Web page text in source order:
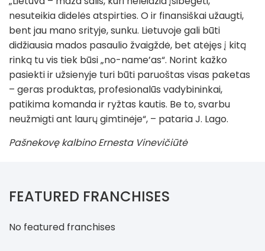
nesuteikia didelės atspirties. O ir finansiškai užaugti,
bent jau mano srityje, sunku. Lietuvoje gali būti
didžiausia mados pasaulio žvaigždė, bet atėjęs į kitą
rinką tu vis tiek būsi „no-name’as“. Norint kažko
pasiekti ir užsienyje turi būti paruoštas visas paketas
– geras produktas, profesionalūs vadybininkai,
patikima komanda ir ryžtas kautis. Be to, svarbu
neužmigti ant laurų gimtinėje“, – pataria J. Lago.
Pašnekovę kalbino Ernesta Vinevičiūtė
FEATURED FRANCHISES
No featured franchises